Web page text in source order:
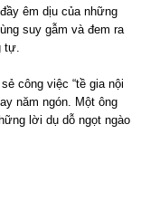
êm dịu của những
suy gẫm và đem ra
tự.
công việc “tề gia nội
năm ngón. Một ông
lời dụ dỗ ngọt ngào